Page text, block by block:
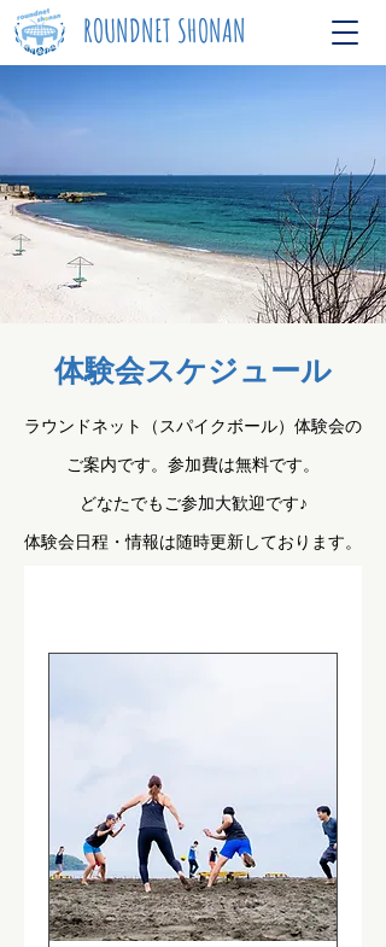
ROUNDNET SHONAN
体験会スケジュール
ラウンドネット ​（スパイクボール） 体験会の
ご案内です。参加費は無料です。
どなたでもご参加大歓迎です♪
体験会日程・情報は随時更新しております。